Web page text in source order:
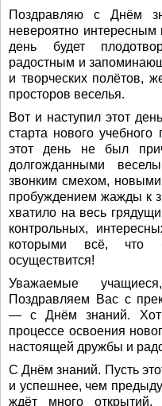
Поздравляю с Днём
невероятно
день будет
радостным и
и творческих полётов,
просторов веселья.
Вот и наступил этот
старта нового учебного
этот день не был
долгожданными
звонким смехом,
пробуждением жажды к
хватило на весь
контрольных,
которыми всё, что
осуществится!
Уважаемые
Поздравляем Вас с
— с Днём знаний.
процессе освоения
настоящей дружбы и
С Днём знаний. Пусть
и успешнее, чем
ждёт много открытий,